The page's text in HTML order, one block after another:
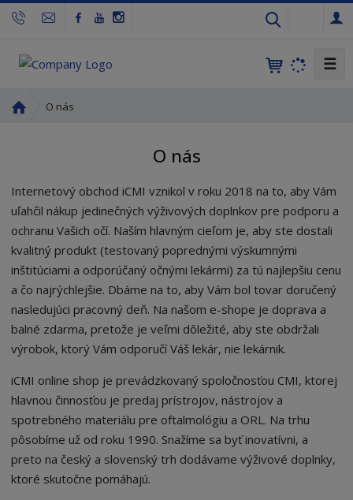
☰
á
s
t
r
n
a
O nás
O nás
Internetový obchod iCMI vznikol v roku 2018 na to, aby Vám
uľahčil nákup jedinečných výživových doplnkov pre podporu a
ochranu Vašich očí. Naším hlavným cieľom je, aby ste dostali
kvalitný produkt (testovaný poprednými výskumnými
inštitúciami a odporúčaný očnými lekármi) za tú najlepšiu cenu
a čo najrýchlejšie. Dbáme na to, aby Vám bol tovar doručený
nasledujúci pracovný deň. Na našom e-shope je doprava a
balné zdarma, pretože je veľmi dôležité, aby ste obdržali
výrobok, ktorý Vám odporučí Váš lekár, nie lekárnik.
iCMI online shop je prevádzkovaný spoločnosťou CMI, ktorej
hlavnou činnosťou je predaj prístrojov, nástrojov a
spotrebného materiálu pre oftalmológiu a ORL. Na trhu
pôsobíme už od roku 1990. Snažíme sa byť inovatívni, a
preto na český a slovenský trh dodávame výživové doplnky,
ktoré skutočne pomáhajú.